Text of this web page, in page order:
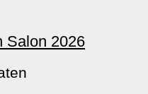
Salon 2026